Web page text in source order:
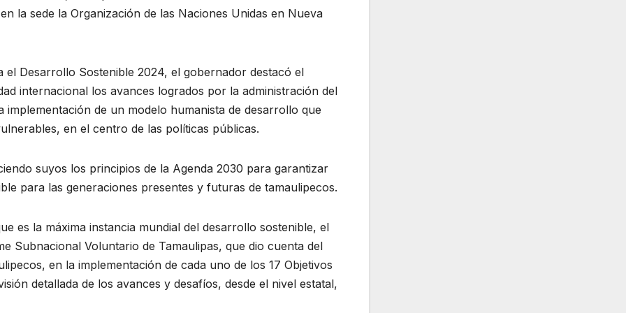
la sede la Organización de las Naciones Unidas en Nueva
Desarrollo Sostenible 2024, el gobernador destacó el
internacional los avances logrados por la administración del
de un modelo humanista de desarrollo que
en el centro de las políticas públicas.
suyos los principios de la Agenda 2030 para garantizar
para las generaciones presentes y futuras de tamaulipecos.
es la máxima instancia mundial del desarrollo sostenible, el
Subnacional Voluntario de Tamaulipas, que dio cuenta del
en la implementación de cada uno de los 17 Objetivos
detallada de los avances y desafíos, desde el nivel estatal,